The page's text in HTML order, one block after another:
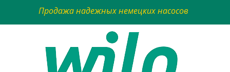
Продажа надежных немецких насосов